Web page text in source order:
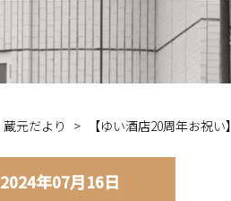
蔵元だより > 【ゆい酒店20周年お祝い】
2024年07月16日